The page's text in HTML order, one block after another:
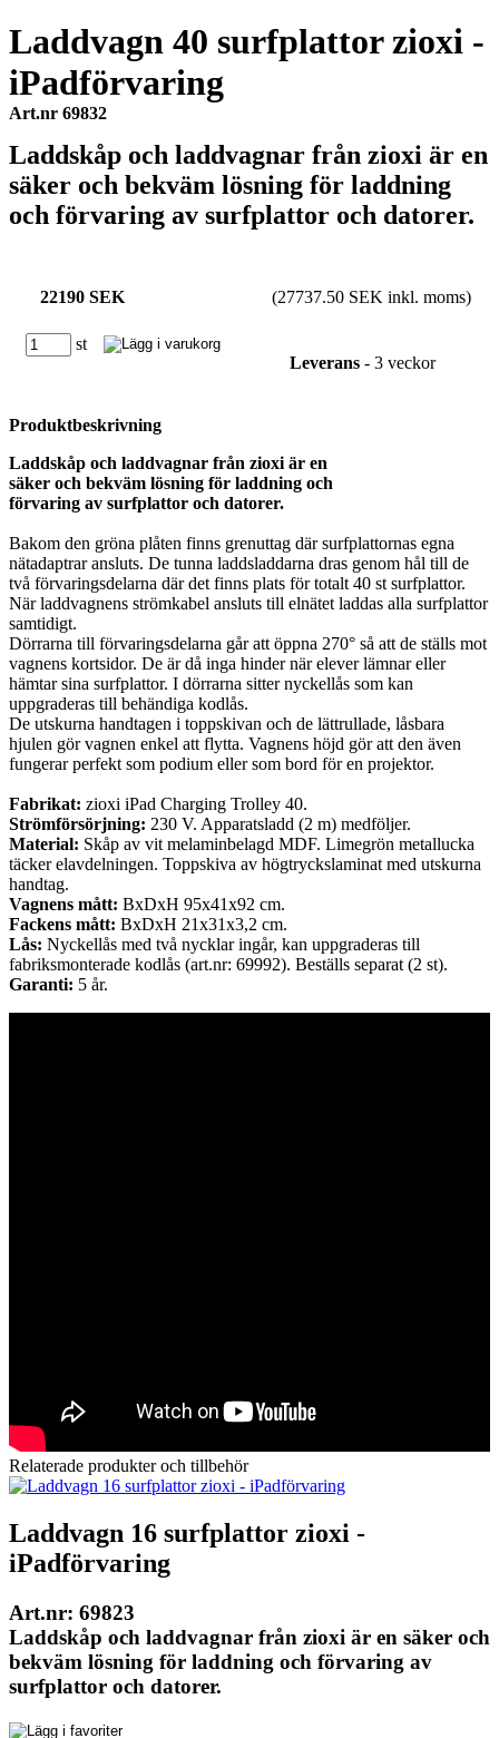
Laddvagn 40 surfplattor zioxi -
iPadförvaring
Art.nr 69832
Laddskåp och laddvagnar från zioxi är en
säker och bekväm lösning för laddning
och förvaring av surfplattor och datorer.
22190 SEK (27737.50 SEK inkl. moms)
st
Leverans - 3 veckor
Produktbeskrivning
Laddskåp och laddvagnar från zioxi är en
säker och bekväm lösning för laddning och
förvaring av surfplattor och datorer.
Bakom den gröna plåten finns grenuttag där surfplattornas egna
nätadaptrar ansluts. De tunna laddsladdarna dras genom hål till de
två förvaringsdelarna där det finns plats för totalt 40 st surfplattor.
När laddvagnens strömkabel ansluts till elnätet laddas alla surfplattor
samtidigt.
Dörrarna till förvaringsdelarna går att öppna 270° så att de ställs mot
vagnens kortsidor. De är då inga hinder när elever lämnar eller
hämtar sina surfplattor. I dörrarna sitter nyckellås som kan
uppgraderas till behändiga kodlås.
De utskurna handtagen i toppskivan och de lättrullade, låsbara
hjulen gör vagnen enkel att flytta. Vagnens höjd gör att den även
fungerar perfekt som podium eller som bord för en projektor.
Fabrikat: zioxi iPad Charging Trolley 40.
Strömförsörjning: 230 V. Apparatsladd (2 m) medföljer.
Material: Skåp av vit melaminbelagd MDF. Limegrön metallucka
täcker elavdelningen. Toppskiva av högtryckslaminat med utskurna
handtag.
Vagnens mått: BxDxH 95x41x92 cm.
Fackens mått: BxDxH 21x31x3,2 cm.
Lås: Nyckellås med två nycklar ingår, kan uppgraderas till
fabriksmonterade kodlås (art.nr: 69992). Beställs separat (2 st).
Garanti: 5 år.
Relaterade produkter och tillbehör
Laddvagn 16 surfplattor zioxi -
iPadförvaring
Art.nr: 69823
Laddskåp och laddvagnar från zioxi är en säker och
bekväm lösning för laddning och förvaring av
surfplattor och datorer.